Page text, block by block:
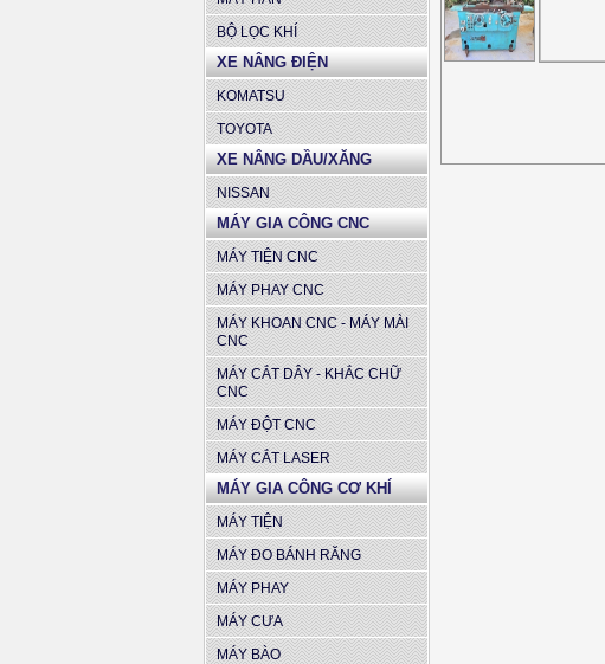
BỘ LỌC KHÍ
XE NÂNG ĐIỆN
KOMATSU
TOYOTA
XE NÂNG DẦU/XĂNG
NISSAN
MÁY GIA CÔNG CNC
MÁY TIỆN CNC
MÁY PHAY CNC
MÁY KHOAN CNC - MÁY MÀI
CNC
MÁY CẮT DÂY - KHẮC CHỮ
CNC
MÁY ĐỘT CNC
MÁY CẮT LASER
MÁY GIA CÔNG CƠ KHÍ
MÁY TIỆN
MÁY ĐO BÁNH RĂNG
MÁY PHAY
MÁY CƯA
MÁY BÀO